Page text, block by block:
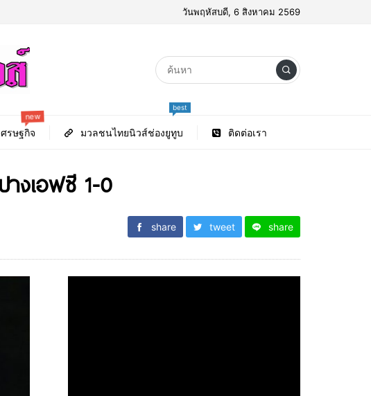
วันพฤหัสบดี, 6 สิงหาคม 2569
รษฐกิจ
new
มวลชนไทยนิวส์ช่องยูทูบ
best
ติดต่อเรา
างเอฟซี 1-0
share tweet share